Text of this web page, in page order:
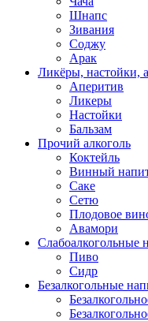
Шнапс
Зивания
Соджу
Арак
Ликёры, настойки,
Аперитив
Ликеры
Настойки
Бальзам
Прочий алкоголь
Коктейль
Винный
Саке
Сетю
Плодовое
Авамори
Слабоалкогольные
Пиво
Сидр
Безалкогольные